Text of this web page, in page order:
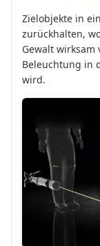
Zielobjekte in
zurückhalten,
Gewalt
Beleuchtung in
wird.